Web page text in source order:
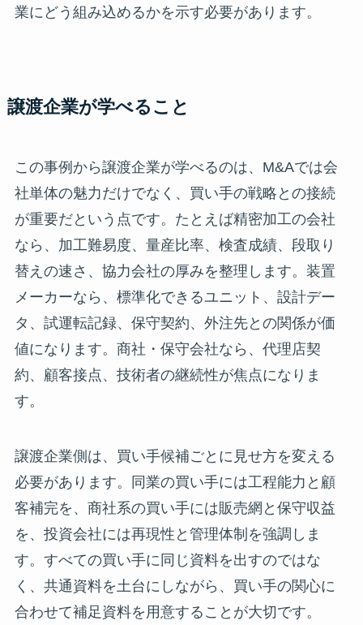
業にどう組み込めるかを示す必要があります。
譲渡企業が学べること
この事例から譲渡企業が学べるのは、M&Aでは会
社単体の魅力だけでなく、買い手の戦略との接続
が重要だという点です。たとえば精密加工の会社
なら、加工難易度、量産比率、検査成績、段取り
替えの速さ、協力会社の厚みを整理します。装置
メーカーなら、標準化できるユニット、設計デー
タ、試運転記録、保守契約、外注先との関係が価
値になります。商社・保守会社なら、代理店契
約、顧客接点、技術者の継続性が焦点になりま
す。
譲渡企業側は、買い手候補ごとに見せ方を変える
必要があります。同業の買い手には工程能力と顧
客補完を、商社系の買い手には販売網と保守収益
を、投資会社には再現性と管理体制を強調しま
す。すべての買い手に同じ資料を出すのではな
く、共通資料を土台にしながら、買い手の関心に
合わせて補足資料を用意することが大切です。